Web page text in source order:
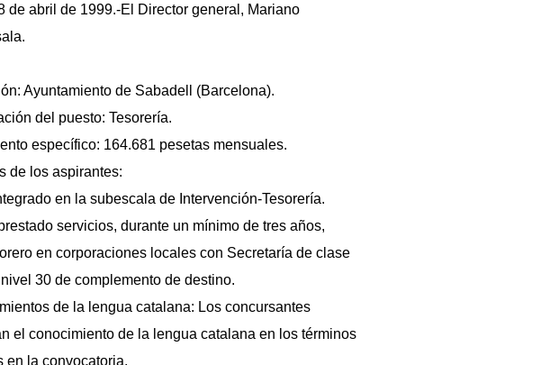
de abril de 1999.-El Director general, Mariano
Ayuntamiento de Sabadell (Barcelona).
del puesto: Tesorería.
específico: 164.681 pesetas mensuales.
de los aspirantes:
en la subescala de Intervención-Tesorería.
servicios, durante un mínimo de tres años,
en corporaciones locales con Secretaría de clase
30 de complemento de destino.
de la lengua catalana: Los concursantes
el conocimiento de la lengua catalana en los términos
en la convocatoria.